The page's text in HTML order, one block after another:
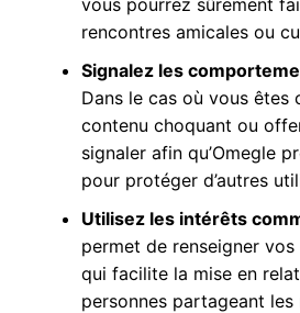
rencontres amicales ou
Signalez les
Dans le cas où vous êtes
contenu choquant ou
signaler afin qu’Omegle
pour protéger d’autres
Utilisez les intérêts
permet de renseigner vos
qui facilite la mise en
personnes partageant les